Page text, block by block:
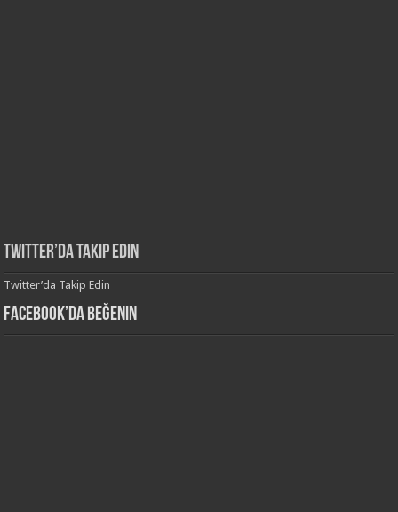
Twitter’da Takip Edin
Twitter’da Takip Edin
Facebook’da Beğenin